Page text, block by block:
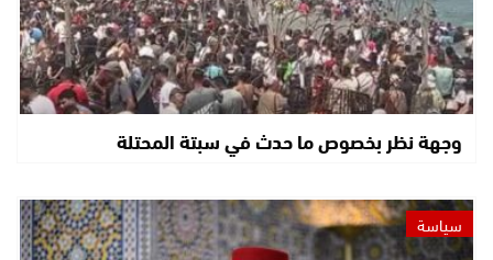
وجهة نظر بخصوص ما حدث في سبتة المحتلة
سياسة